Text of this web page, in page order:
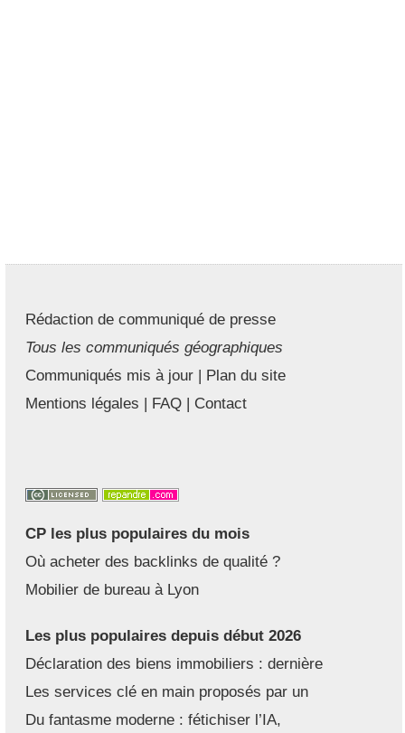
Rédaction de communiqué de presse
Tous les communiqués géographiques
Communiqués mis à jour | Plan du site
Mentions légales | FAQ | Contact
CP les plus populaires du mois
Où acheter des backlinks de qualité ?
Mobilier de bureau à Lyon
Les plus populaires depuis début 2026
Déclaration des biens immobiliers : dernière
Les services clé en main proposés par un
Du fantasme moderne : fétichiser l’IA,